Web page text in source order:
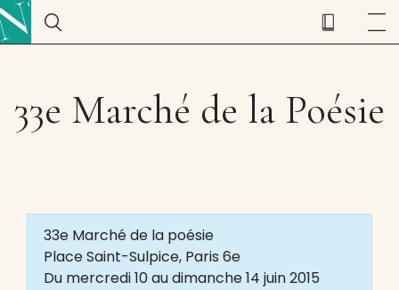
33e Marché de la Poésie
33e Marché de la poésie
Place Saint-Sulpice, Paris 6e
Du mercredi 10 au dimanche 14 juin 2015